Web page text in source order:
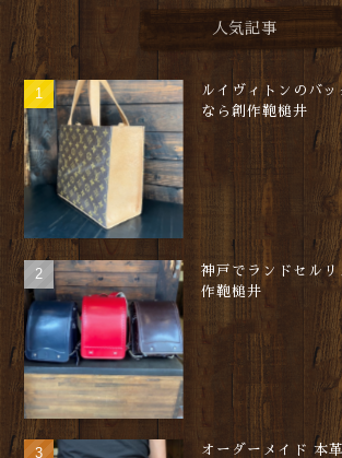
人気記事
ルイヴィトンのバ
なら創作鞄槌井
神戸でランドセルリ
作鞄槌井
オーダーメイド 本